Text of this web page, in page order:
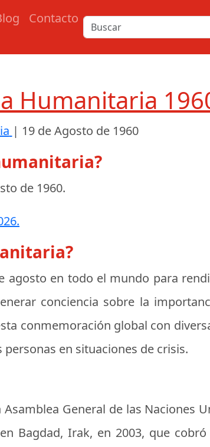
Contacto
Humanitaria
| 19 de Agosto de 1960
de 1960.
agosto en todo el mundo para
conciencia sobre la
conmemoración global con
en situaciones de crisis.
General de las Naciones
Bagdad, Irak, en 2003, que